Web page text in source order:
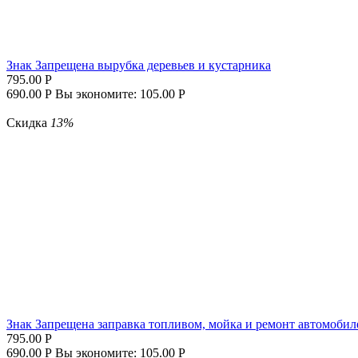
Знак Запрещена вырубка деревьев и кустарника
795.00 Р
690.00 Р Вы экономите: 105.00 Р
Скидка 13%
Знак Запрещена заправка топливом, мойка и ремонт
795.00 Р
690.00 Р Вы экономите: 105.00 Р